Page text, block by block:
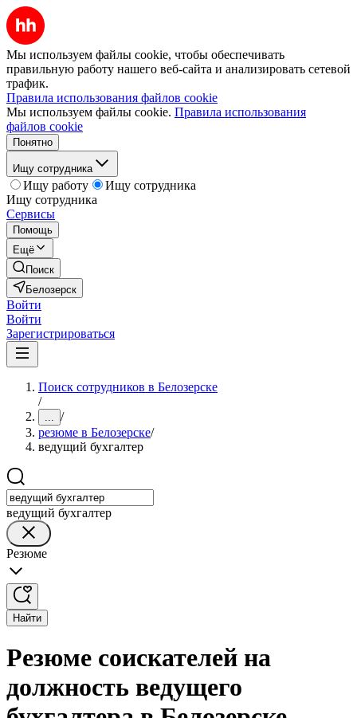
Мы используем файлы cookie, чтобы обеспечивать
правильную работу нашего веб-сайта и анализировать сетевой
трафик.
Правила использования файлов cookie
Мы используем файлы cookie. Правила использования
файлов cookie
Понятно
Ищу сотрудника
Ищу работу
Ищу сотрудника
Ищу сотрудника
Сервисы
Помощь
Ещё
Поиск
Белозерск
Войти
Войти
Зарегистрироваться
Поиск сотрудников в Белозерске
/
... /
резюме в Белозерске/
ведущий бухгалтер
ведущий бухгалтер
Резюме
Найти
Резюме соискателей на
должность ведущего